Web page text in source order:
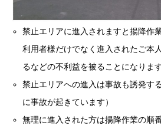
禁止エリアに進入されますと揚降作
利用者様だけでなく進入されたご本
るなどの不利益を被ることになります
禁止エリアへの進入は事故も誘発す
に事故が起きています）
無理に進入された方は揚降作業の順